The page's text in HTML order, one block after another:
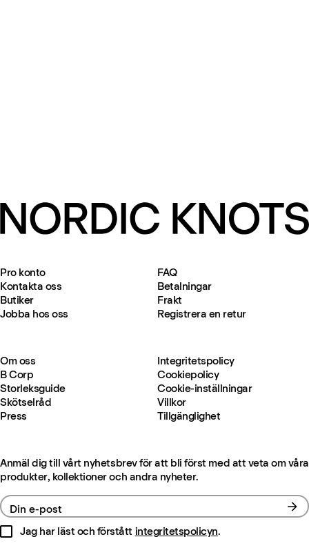
Pro konto
Kontakta oss
Butiker
Jobba hos oss
FAQ
Betalningar
Frakt
Registrera en retur
Om oss
B Corp
Storleksguide
Skötselråd
Press
Integritetspolicy
Cookiepolicy
Cookie-inställningar
Villkor
Tillgänglighet
Anmäl dig till vårt nyhetsbrev för att bli först med att veta om våra
produkter, kollektioner och andra nyheter.
Din e-post
Jag har läst och förstått integritetspolicyn.